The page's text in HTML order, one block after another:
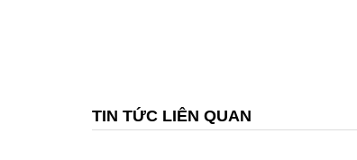
TIN TỨC LIÊN QUAN